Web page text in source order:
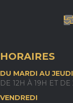
HORAIRES
DU MARDI AU JEUDI
DE 12H À 19H ET DE
VENDREDI